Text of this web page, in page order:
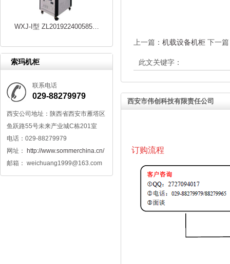
WXJ-I型 ZL201922400585…
索玛机柜
联系电话
029-88279979
西安公司地址：陕西省西安市雁塔区
鱼跃路55号未来产业城C栋201室
电话：029-88279979
网址：
http://www.sommerchina.cn/
邮箱： weichuang1999@163.com
上一篇： 机载设备机柜 下一
此文关键字：
西安市伟创科技有限责任公司
订购流程